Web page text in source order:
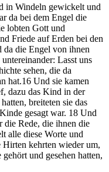
in Windeln gewickelt und
da bei dem Engel die
lobten Gott und
Friede auf Erden bei den
da die Engel von ihnen
Lasst uns
sehen, die da
hat.16 Und sie kamen
dazu das Kind in der
breiteten sie das
gesagt war. 18 Und
die Rede, die ihnen die
alle diese Worte und
kehrten wieder um,
und gesehen hatten,